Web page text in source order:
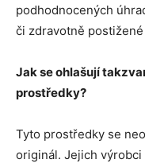
podhodnocených
či zdravotně
Jak se ohlašují
prostředky?
Tyto prostředky se
originál. Jejich